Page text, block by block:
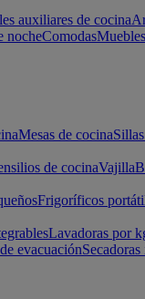
auxiliares de cocina
nocheComodas
Mesas de cocina
de cocinaVajilla
Frigoríficos
Lavadoras por
evacuación